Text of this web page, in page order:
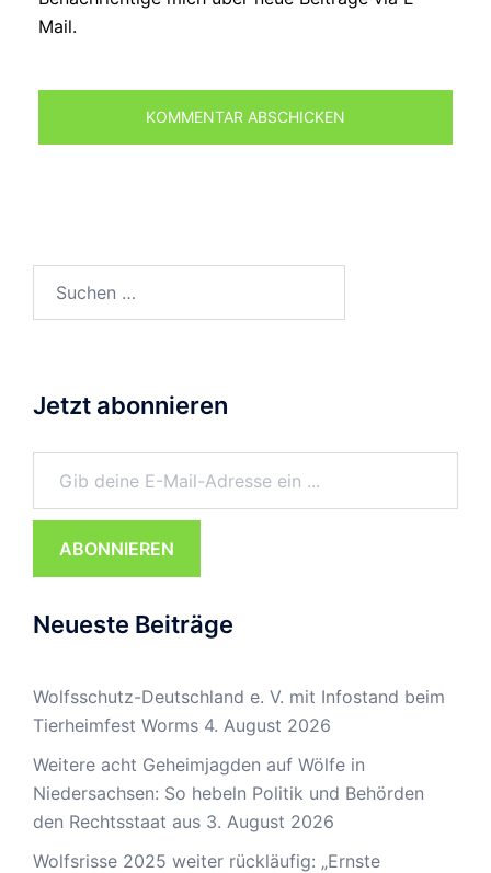
Mail.
nach:
Jetzt abonnieren
Gib deine E-Mail-Adresse ein ...
ABONNIEREN
Neueste Beiträge
Wolfsschutz-Deutschland e. V. mit Infostand beim
Tierheimfest Worms 4. August 2026
Weitere acht Geheimjagden auf Wölfe in
Niedersachsen: So hebeln Politik und Behörden
den Rechtsstaat aus 3. August 2026
Wolfsrisse 2025 weiter rückläufig: „Ernste